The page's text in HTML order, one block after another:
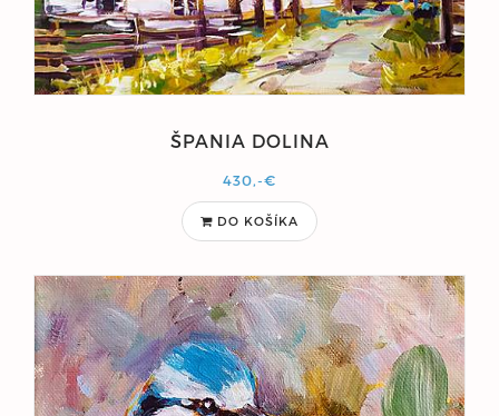
ŠPANIA DOLINA
430,-€
DO KOŠÍKA